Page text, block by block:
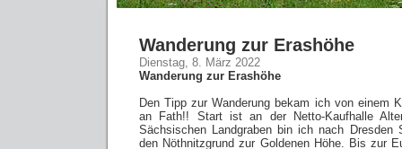
Wanderung zur Erashöhe
Dienstag, 8. März 2022
Wanderung zur Erashöhe
Den Tipp zur Wanderung bekam ich von einem
an Fath!! Start ist an der Netto-Kaufhalle
Sächsischen Landgraben bin ich nach Dresden
den Nöthnitzgrund zur Goldenen Höhe. Bis zur